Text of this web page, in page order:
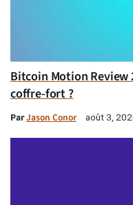
Bitcoin Motion Review
coffre-fort ?
ParJason Conor août 3,